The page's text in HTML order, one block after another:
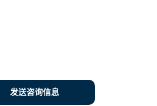
发送咨询信息